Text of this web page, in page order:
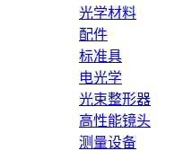
光学材料
配件
标准具
电光学
光束整形器
高性能镜头
测量设备